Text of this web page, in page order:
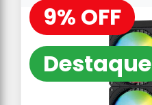
9% OFF
Destaque